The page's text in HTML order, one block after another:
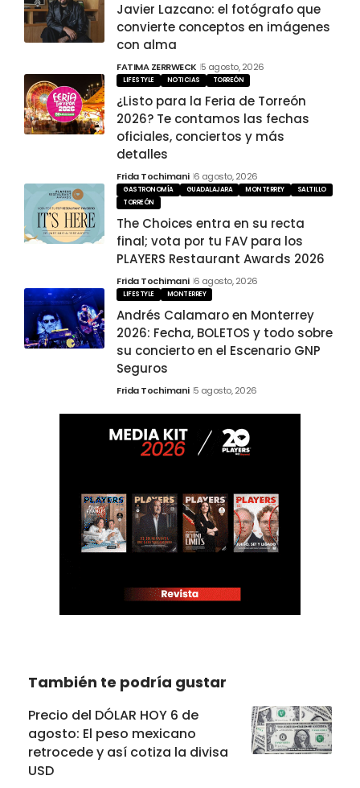
Javier Lazcano: el fotógrafo que
convierte conceptos en imágenes
con alma
FATIMA ZERRWECK 5 agosto, 2026
LIFESTYLE NOTICIAS TORREÓN
¿Listo para la Feria de Torreón
2026? Te contamos las fechas
oficiales, conciertos y más
detalles
Frida Tochimani 6 agosto, 2026
GASTRONOMÍA GUADALAJARA MONTERREY
SALTILLO
TORREÓN
The Choices entra en su recta
final; vota por tu FAV para los
PLAYERS Restaurant Awards 2026
Frida Tochimani 6 agosto, 2026
LIFESTYLE MONTERREY
Andrés Calamaro en Monterrey
2026: Fecha, BOLETOS y todo sobre
su concierto en el Escenario GNP
Seguros
Frida Tochimani 5 agosto, 2026
También te podría gustar
Precio del DÓLAR HOY 6 de
agosto: El peso mexicano
retrocede y así cotiza la divisa
USD